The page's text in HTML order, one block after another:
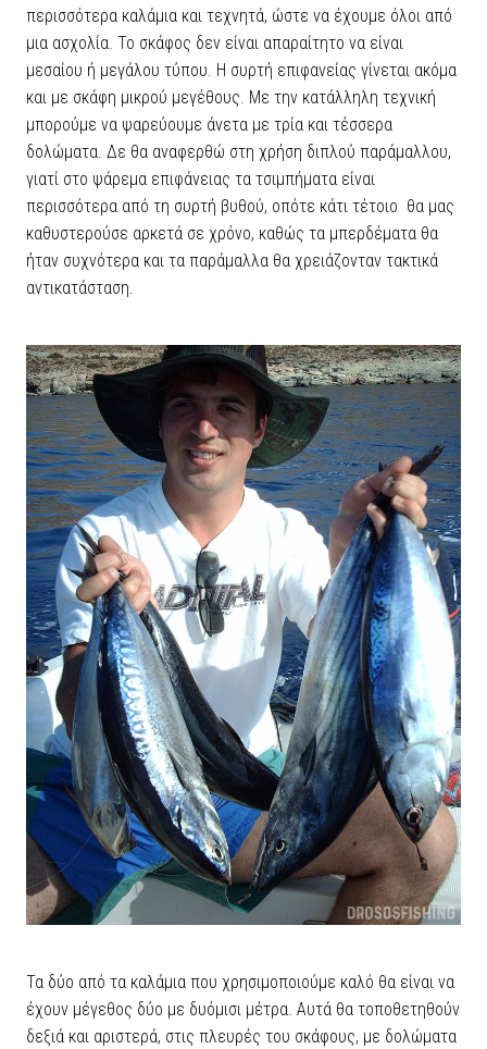
περισσότερα καλάμια και τεχνητά, ώστε να έχουμε όλοι από
μια ασχολία. Το σκάφος δεν είναι απαραίτητο να είναι
μεσαίου ή μεγάλου τύπου. Η συρτή επιφανείας γίνεται ακόμα
και με σκάφη μικρού μεγέθους. Με την κατάλληλη τεχνική
μπορούμε να ψαρεύουμε άνετα με τρία και τέσσερα
δολώματα. Δε θα αναφερθώ στη χρήση διπλού παράμαλλου,
γιατί στο ψάρεμα επιφάνειας τα τσιμπήματα είναι
περισσότερα από τη συρτή βυθού, οπότε κάτι τέτοιο θα μας
καθυστερούσε αρκετά σε χρόνο, καθώς τα μπερδέματα θα
ήταν συχνότερα και τα παράμαλλα θα χρειάζονταν τακτικά
αντικατάσταση.
Τα δύο από τα καλάμια που χρησιμοποιούμε καλό θα είναι να
έχουν μέγεθος δύο με δυόμισι μέτρα. Αυτά θα τοποθετηθούν
δεξιά και αριστερά, στις πλευρές του σκάφους, με δολώματα